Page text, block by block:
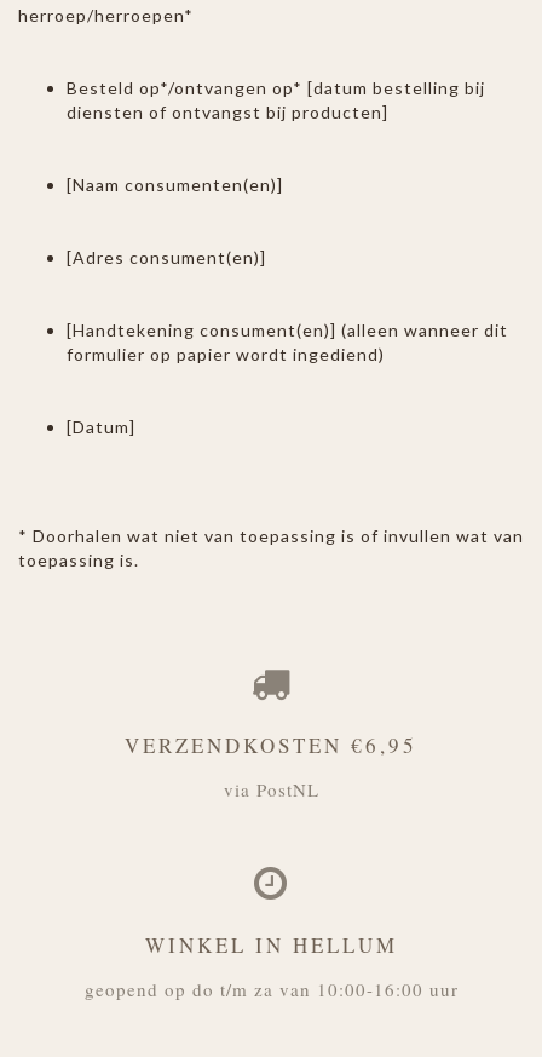
herroep/herroepen*
Besteld op*/ontvangen op* [datum bestelling bij
diensten of ontvangst bij producten]
[Naam consumenten(en)]
[Adres consument(en)]
[Handtekening consument(en)] (alleen wanneer dit
formulier op papier wordt ingediend)
[Datum]
* Doorhalen wat niet van toepassing is of invullen wat van
toepassing is.
VERZENDKOSTEN €6,95
via PostNL
WINKEL IN HELLUM
geopend op do t/m za van 10:00-16:00 uur